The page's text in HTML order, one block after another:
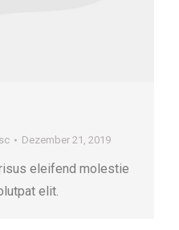
Dezember 21, 2019
eleifend molestie
elit.